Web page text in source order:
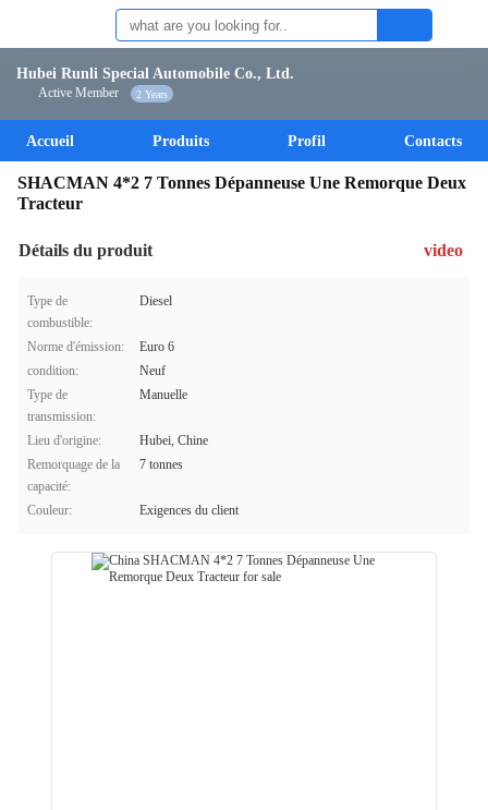
Hubei Runli Special Automobile Co., Ltd.
Active Member 2 Years
Accueil Produits Profil Contacts
SHACMAN 4*2 7 Tonnes Dépanneuse Une Remorque Deux
Tracteur
Détails du produit video
Type de
combustible:
Diesel
Norme d'émission:
Euro 6
condition:
Neuf
Type de
transmission:
Manuelle
Lieu d'origine:
Hubei, Chine
Remorquage de la
capacité:
7 tonnes
Couleur: Exigences du client